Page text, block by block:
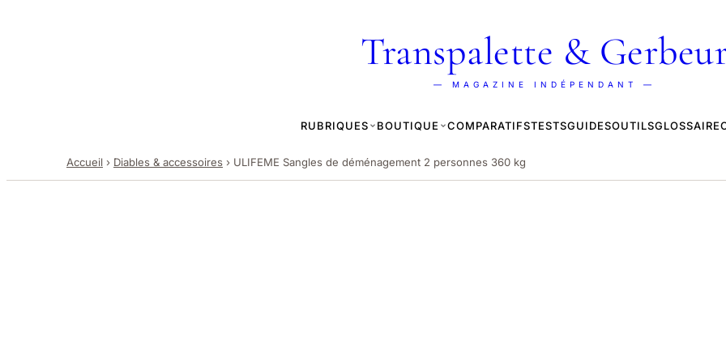
Transpalette &
— MAGAZINE INDÉPENDANT —
RUBRIQUES BOUTIQUE COMPARATIFSTESTSGUIDESOUTILSGLOSSAIRE
Accueil › Diables & accessoires › ULIFEME Sangles de déménagement 2 personnes 360 kg